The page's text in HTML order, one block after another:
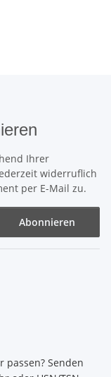
Ihrer
widerruflich
per E-Mail zu.
Abonnieren
passen? Senden